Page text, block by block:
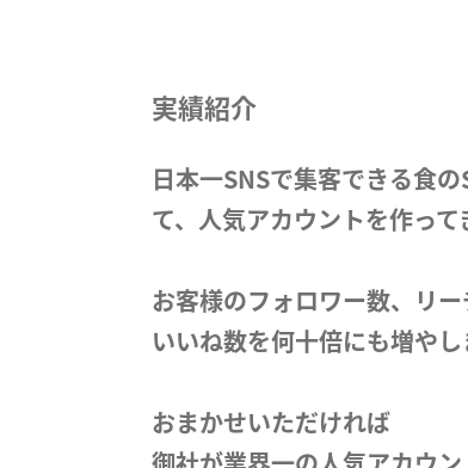
実績紹介
日本一SNSで集客できる食
て、人気アカウントを作って
お客様のフォロワー数、リー
いいね数を何十倍にも増や
おまかせいただければ